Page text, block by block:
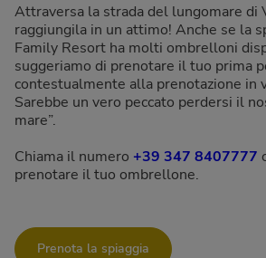
Attraversa la strada del lungomare di
raggiungila in un attimo! Anche se la
Family Resort ha molti ombrelloni
suggeriamo di prenotare il tuo prima
contestualmente alla prenotazione in
Sarebbe un vero peccato perdersi il
mare”.
Chiama il numero +39 347 8407777
prenotare il tuo ombrellone.
Prenota la spiaggia